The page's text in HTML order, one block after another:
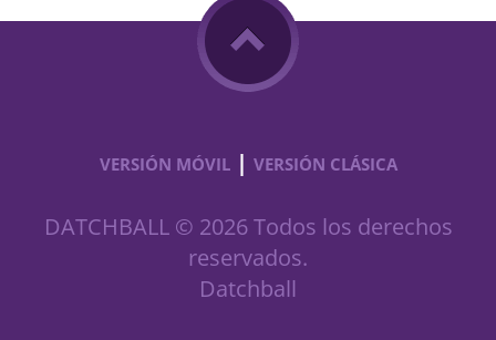
VERSIÓN MÓVIL | VERSIÓN CLÁSICA
DATCHBALL © 2026 Todos los derechos
reservados.
Datchball